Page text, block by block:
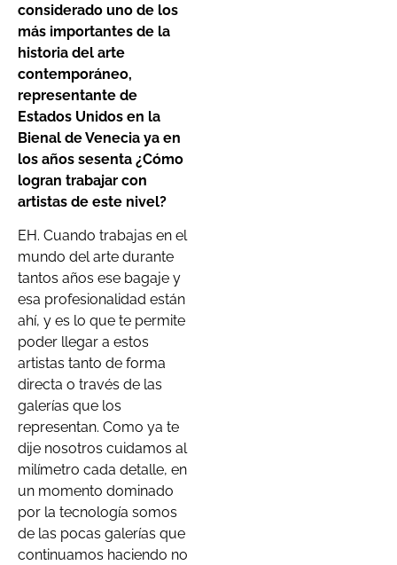
considerado uno de los
más importantes de la
historia del arte
contemporáneo,
representante de
Estados Unidos en la
Bienal de Venecia ya en
los años sesenta ¿Cómo
logran trabajar con
artistas de este nivel?
EH. Cuando trabajas en el
mundo del arte durante
tantos años ese bagaje y
esa profesionalidad están
ahí, y es lo que te permite
poder llegar a estos
artistas tanto de forma
directa o través de las
galerías que los
representan. Como ya te
dije nosotros cuidamos al
milímetro cada detalle, en
un momento dominado
por la tecnología somos
de las pocas galerías que
continuamos haciendo no